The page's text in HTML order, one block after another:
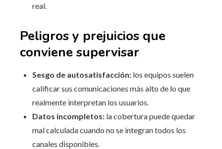
real.
Peligros y prejuicios que
conviene supervisar
Sesgo de autosatisfacción: los equipos suelen
calificar sus comunicaciones más alto de lo que
realmente interpretan los usuarios.
Datos incompletos: la cobertura puede quedar
mal calculada cuando no se integran todos los
canales disponibles.